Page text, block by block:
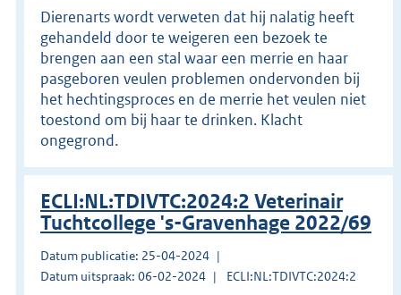
Dierenarts wordt verweten dat hij nalatig heeft
gehandeld door te weigeren een bezoek te
brengen aan een stal waar een merrie en haar
pasgeboren veulen problemen ondervonden bij
het hechtingsproces en de merrie het veulen niet
toestond om bij haar te drinken. Klacht
ongegrond.
ECLI:NL:TDIVTC:2024:2 Veterinair
Tuchtcollege 's-Gravenhage 2022/69
Datum publicatie: 25-04-2024
Datum uitspraak: 06-02-2024
ECLI:NL:TDIVTC:2024:2